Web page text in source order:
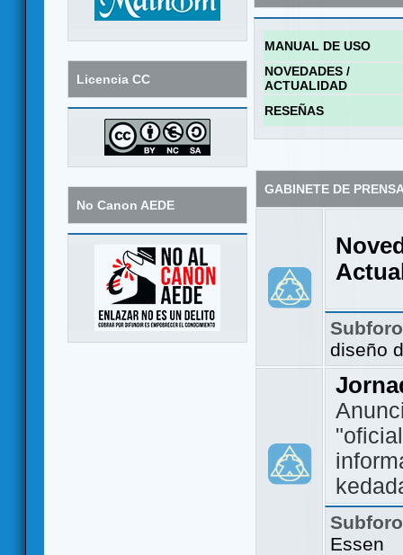
Licencia CC
No Canon AEDE
MANUAL DE USO
NOVEDADES /
ACTUALIDAD
RESEÑAS
GABINETE DE
diseño
Essen